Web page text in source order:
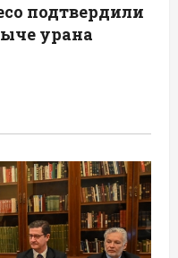
подтвердили
урана